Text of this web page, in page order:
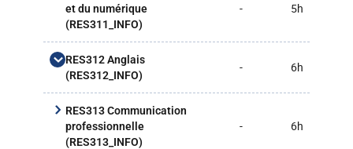
et du numérique
(RES311_INFO)
- 5h
RES312 Anglais
(RES312_INFO)
- 6h
Facultatif
Allemand TD
RES313 Communication
professionnelle
(RES313_INFO)
- 6h